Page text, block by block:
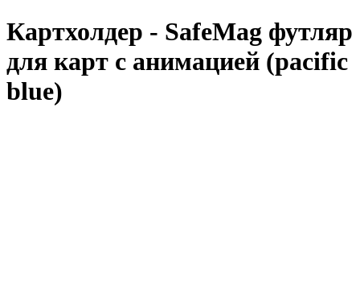
Картхолдер - SafeMag футляр
для карт с анимацией (pacific
blue)